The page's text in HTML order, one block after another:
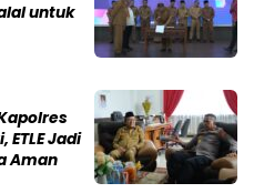
untuk
Jadi
Aman